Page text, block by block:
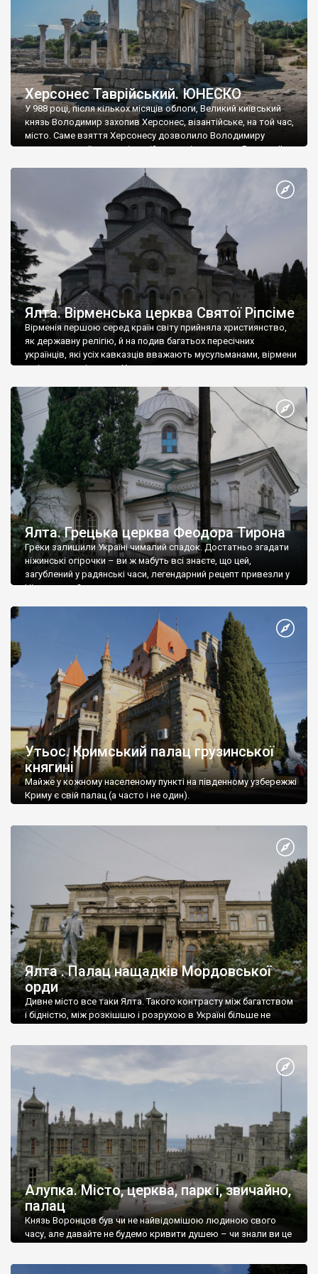
Херсонес Таврійський. ЮНЕСКО
У 988 році, після кількох місяців облоги, Великий київський
князь Володимир захопив Херсонес, візантійське, на той час,
місто. Саме взяття Херсонесу дозволило Володимиру
диктувати свої умови візантійському імператору Василю ІІ, та
Херсонесі Володимир-язичник, став Василем-християнином.
А потім було Хрещення Русі. На честь Херсонесу Таврійського
Ялта. Вірменська церква Святої Ріпсіме
Вірменія першою серед країн світу прийняла християнство,
як державну релігію, й на подив багатьох пересічних
українців, які усіх кавказців вважають мусульманами, вірмени
є відданими вірянами Христа
Ялта. Грецька церква Феодора Тирона
Греки залишили Україні чималий спадок. Достатньо згадати
ніжинські огірочки – ви ж мабуть всі знаєте, що цей,
загублений у радянські часи, легендарний рецепт привезли у
Ніжин греки?
Утьос. Кримський палац грузинської
княгині
Майже у кожному населеному пункті на південному узбережжі
Криму є свій палац (а часто і не один).
Ялта . Палац нащадків Мордовської
орди
Дивне місто все таки Ялта. Такого контрасту між багатством
і бідністю, між розкішшю і розрухою в Україні більше не
Алупка. Місто, церква, парк і, звичайно,
палац
Князь Воронцов був чи не найвідомішою людиною свого
часу, але давайте не будемо кривити душею – чи знали ви це